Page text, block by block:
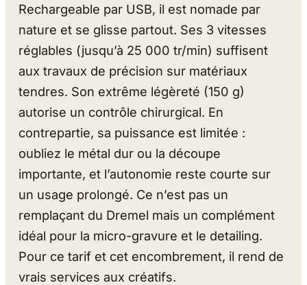
Rechargeable par USB, il est nomade par
nature et se glisse partout. Ses 3 vitesses
réglables (jusqu’à 25 000 tr/min) suffisent
aux travaux de précision sur matériaux
tendres. Son extrême légèreté (150 g)
autorise un contrôle chirurgical. En
contrepartie, sa puissance est limitée :
oubliez le métal dur ou la découpe
importante, et l’autonomie reste courte sur
un usage prolongé. Ce n’est pas un
remplaçant du Dremel mais un complément
idéal pour la micro-gravure et le detailing.
Pour ce tarif et cet encombrement, il rend de
vrais services aux créatifs.